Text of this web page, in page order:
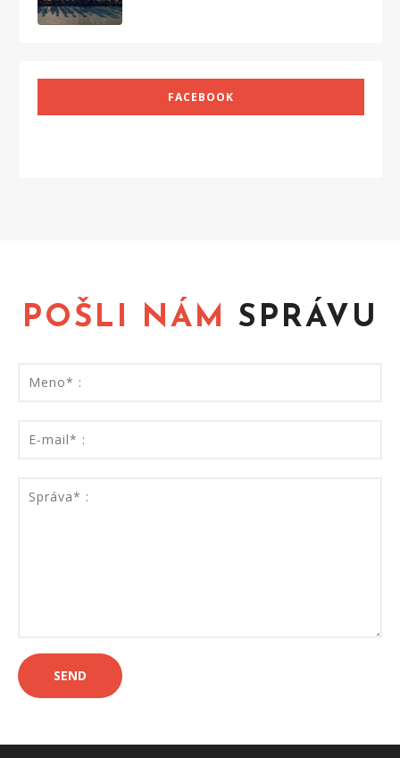
FACEBOOK
POŠLI NÁM SPRÁVU